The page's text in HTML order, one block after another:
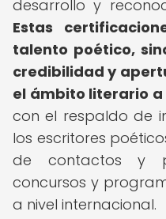
desarrollo y
Estas
talento poético,
credibilidad y
el ámbito literario
con el respaldo de
los escritores
de contactos y
concursos y
a nivel internacional.